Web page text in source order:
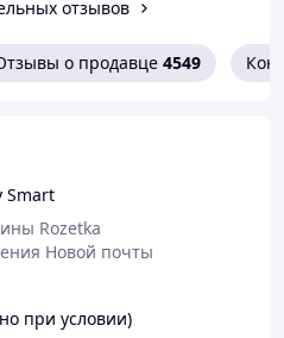
Этот
добавляет уникальности
разных целей:
фотосессии.
подарка.
по сериалу.
делают их удобными
отзывов
о продавце 4549
Smart
Rozetka
Новой почты
при условии)